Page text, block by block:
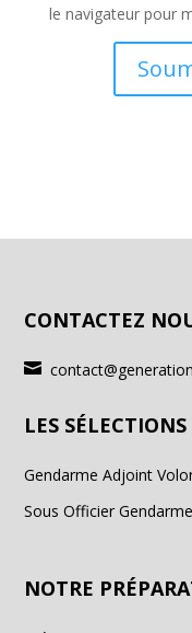
le navigateur pour
CONTACTEZ

LES SÉLECTIONS
Gendarme Adjoint
Sous Officier
NOTRE